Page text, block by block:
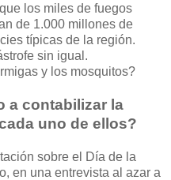
los miles de fuegos
de 1.000 millones de
típicas de la región.
sin igual.
y los mosquitos?
a contabilizar la
uno de ellos?
sobre el Día de la
en una entrevista al azar a